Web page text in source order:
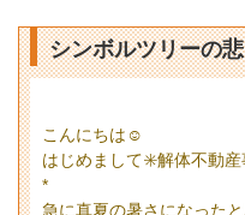
シンボルツリーの
こんにちは☺️
はじめまして✳️解体不動産
*
急に真夏の暑さになった